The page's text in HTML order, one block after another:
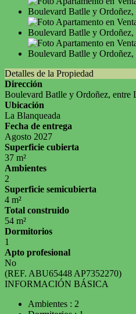
Detalles de la Propiedad
Dirección
Boulevard Batlle y Ordoñez, entre
Ubicación
La Blanqueada
Fecha de entrega
Agosto 2027
Superficie cubierta
37 m²
Ambientes
2
Superficie semicubierta
4 m²
Total construido
54 m²
Dormitorios
1
Apto profesional
No
(REF. ABU65448 AP7352270)
INFORMACIÓN BÁSICA
Ambientes : 2